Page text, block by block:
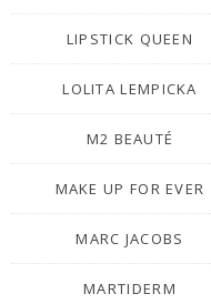
LIPSTICK QUEEN
LOLITA LEMPICKA
M2 BEAUTÉ
MAKE UP FOR EVER
MARC JACOBS
MARTIDERM